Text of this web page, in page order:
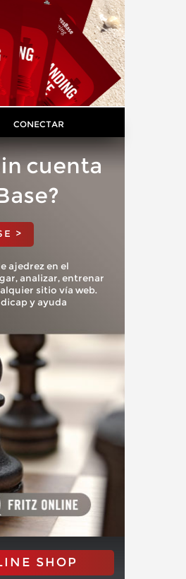
CONECTAR
cuenta
>
ajedrez en el
analizar, entrenar
sitio vía web.
y ayuda
SHOP